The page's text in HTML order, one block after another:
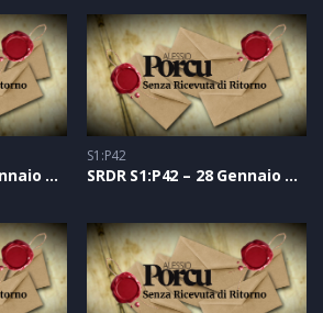
SRDR S1:P43 – 29 Gennaio 2021
S1:P42
SRDR S1:P42 – 28 Gennaio 2021